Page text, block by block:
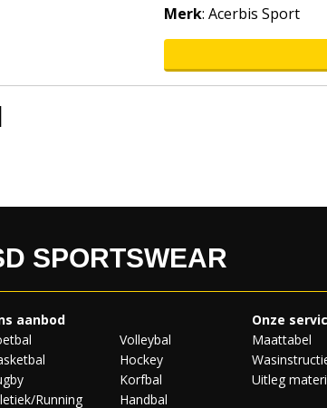
Type B - Dames
100% Polyester
Merk: Acerbis Sport
SPORTSWEAR
aanbod
Running
Volleybal
Hockey
Korfbal
Handbal
Onze
Maattabel
Uitleg